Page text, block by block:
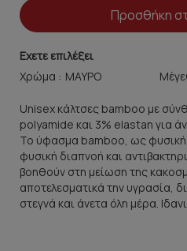
Προσθήκη
Εχετε επιλέξει
Χρώμα :
Unisex κάλτσες bamboo με
polyamide και 3% elastan για
Το ύφασμα bamboo, ως
φυσική διαπνοή και
βοηθούν στη μείωση της
αποτελεσματικά την υγρασία,
στεγνά και άνετα όλη μέρα.